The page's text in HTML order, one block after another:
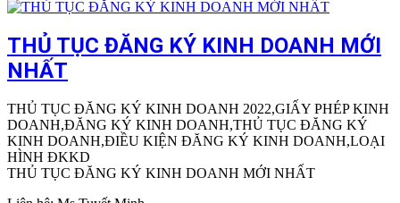
THỦ TỤC ĐĂNG KÝ KINH DOANH MỚI
NHẤT
THỦ TỤC ĐĂNG KÝ KINH DOANH 2022,GIẤY PHÉP KINH
DOANH,ĐĂNG KÝ KINH DOANH,THỦ TỤC ĐĂNG KÝ
KINH DOANH,ĐIỀU KIỆN ĐĂNG KÝ KINH DOANH,LOẠI
HÌNH ĐKKD
THỦ TỤC ĐĂNG KÝ KINH DOANH MỚI NHẤT